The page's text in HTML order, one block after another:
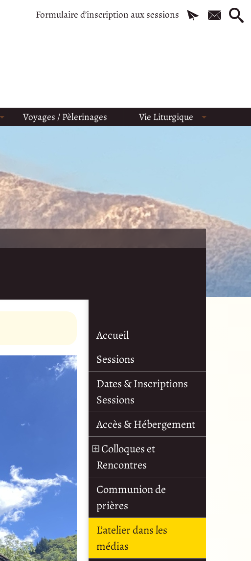
Formulaire d’inscription aux sessions
Voyages / Pèlerinages Vie Liturgique
Accueil
Sessions
Dates & Inscriptions
Sessions
Accès & Hébergement
Colloques et
Rencontres
Communion de
prières
L’atelier dans les
médias